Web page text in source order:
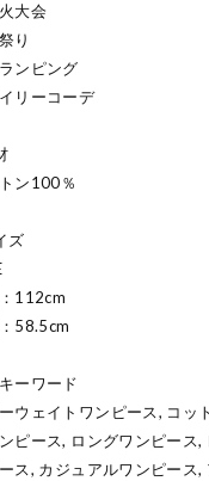
大会
り
ンピング
リーコーデ
ン100％
ズ
112cm
58.5cm
ーワード
ウェイトワンピース, コッ
ピース, ロングワンピース
ス, カジュアルワンピース